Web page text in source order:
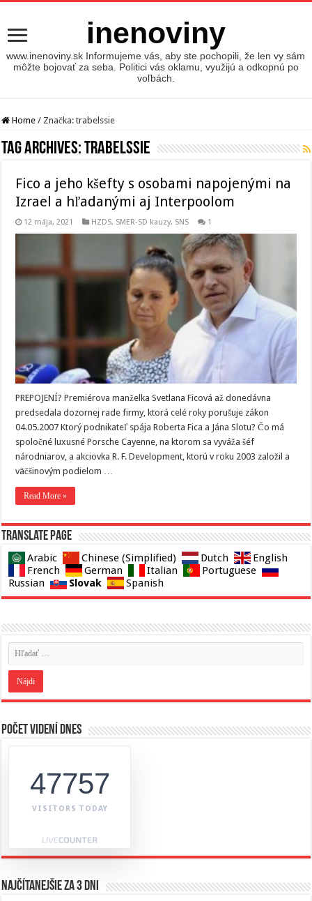
inenoviny
www.inenoviny.sk Informujeme vás, aby ste pochopili, že len vy sám
môžte bojovať za seba. Politici vás oklamu, využijú a odkopnú po
voľbách.
Home / Značka:trabelssie
Tag Archives:trabelssie
Fico a jeho kšefty s osobami napojenými na
Izrael a hľadanými aj Interpoolom
12 mája, 2021 HZDS, SMER-SD kauzy, SNS 1
PREPOJENÍ? Premiérova manželka Svetlana Ficová až donedávna
predsedala dozornej rade firmy, ktorá celé roky porušuje zákon
04.05.2007 Ktorý podnikateľ spája Roberta Fica a Jána Slotu? Čo má
spoločné luxusné Porsche Cayenne, na ktorom sa vyváža šéf
národniarov, a akciovka R. F. Development, ktorú v roku 2003 založil a
väčšinovým podielom …
Read More »
Translate page
Arabic Chinese (Simplified) Dutch
English
French
German Italian
Portuguese
Russian
Slovak Spanish
Počet videní dnes
47757
VISITORS TODAY
Najčítanejšie za 3 dni